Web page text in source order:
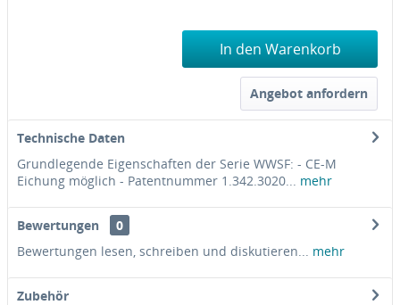
In den Warenkorb
Angebot anfordern
Technische Daten
Grundlegende Eigenschaften der Serie WWSF: - CE-M
Eichung möglich - Patentnummer 1.342.3020...
mehr
Bewertungen
0
Bewertungen lesen, schreiben und diskutieren...
mehr
Zubehör